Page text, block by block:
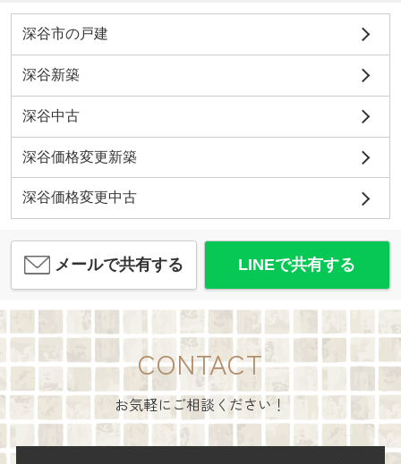
深谷市の戸建
深谷新築
深谷中古
深谷価格変更新築
深谷価格変更中古
メールで共有する LINEで共有する
CONTACT
お気軽にご相談ください！